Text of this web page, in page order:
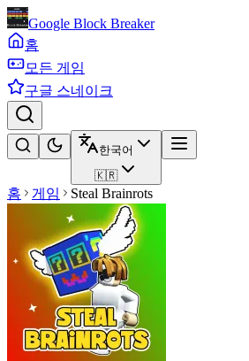
Google Block Breaker
홈
모든 게임
구글 스네이크
한국어
🇰🇷
홈 게임 Steal Brainrots